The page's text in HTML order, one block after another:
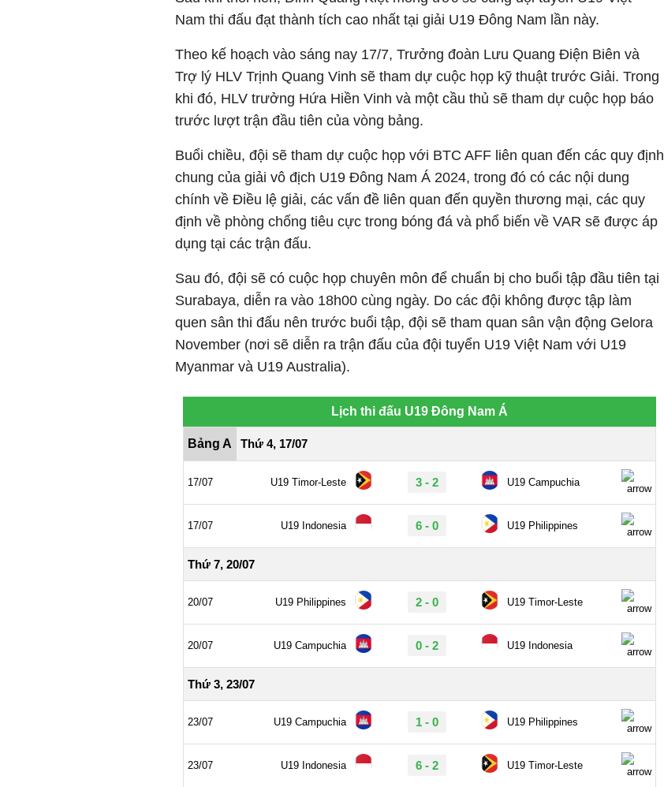
Nam thi đấu đạt thành tích cao nhất tại giải U19 Đông Nam lần này.
Theo kế hoạch vào sáng nay 17/7, Trưởng đoàn Lưu Quang Điện Biên và
Trợ lý HLV Trịnh Quang Vinh sẽ tham dự cuộc họp kỹ thuật trước Giải. Trong
khi đó, HLV trưởng Hứa Hiền Vinh và một cầu thủ sẽ tham dự cuộc họp báo
trước lượt trận đầu tiên của vòng bảng.
Buổi chiều, đội sẽ tham dự cuộc họp với BTC AFF liên quan đến các quy định
chung của giải vô địch U19 Đông Nam Á 2024, trong đó có các nội dung
chính về Điều lệ giải, các vấn đề liên quan đến quyền thương mại, các quy
định về phòng chống tiêu cực trong bóng đá và phổ biến về VAR sẽ được áp
dụng tại các trận đấu.
Sau đó, đội sẽ có cuộc họp chuyên môn để chuẩn bị cho buổi tập đầu tiên tại
Surabaya, diễn ra vào 18h00 cùng ngày. Do các đội không được tập làm
quen sân thi đấu nên trước buổi tập, đội sẽ tham quan sân vận động Gelora
November (nơi sẽ diễn ra trận đấu của đội tuyển U19 Việt Nam với U19
Myanmar và U19 Australia).